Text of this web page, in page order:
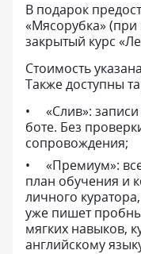
В подарок
«Мясорубка» (при
закрытый курс
Стоимость
Также доступны
«Слив»:
боте. Без
сопровождения;
«Премиум»:
план обучения и
личного
уже пишет
мягких навыков,
английскому